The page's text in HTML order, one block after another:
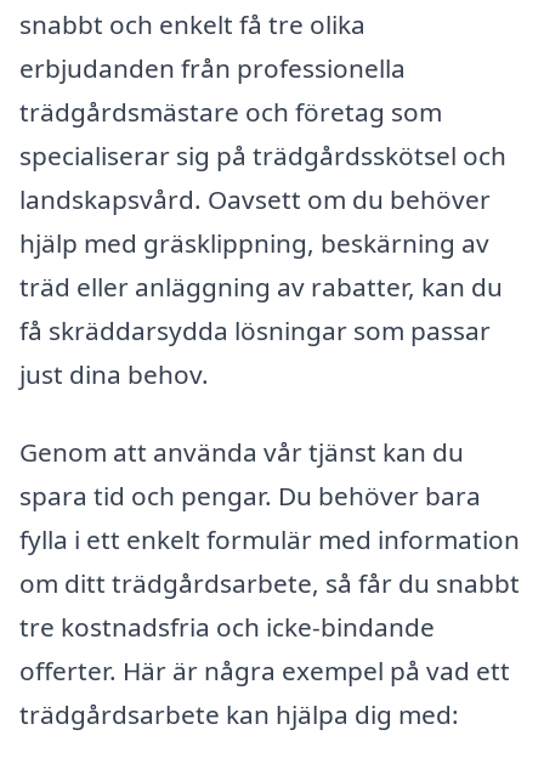
snabbt och enkelt få tre olika
erbjudanden från professionella
trädgårdsmästare och företag som
specialiserar sig på trädgårdsskötsel och
landskapsvård. Oavsett om du behöver
hjälp med gräsklippning, beskärning av
träd eller anläggning av rabatter, kan du
få skräddarsydda lösningar som passar
just dina behov.
Genom att använda vår tjänst kan du
spara tid och pengar. Du behöver bara
fylla i ett enkelt formulär med information
om ditt trädgårdsarbete, så får du snabbt
tre kostnadsfria och icke-bindande
offerter. Här är några exempel på vad ett
trädgårdsarbete kan hjälpa dig med: